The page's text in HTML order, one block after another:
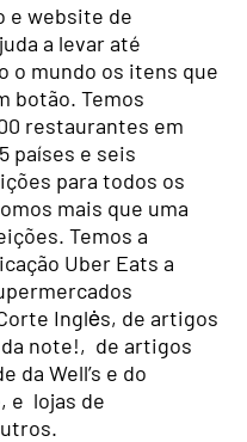
e website de
a levar até
o mundo os itens que
botão. Temos
restaurantes em
países e seis
para todos os
mais que uma
Temos a
Uber Eats a
Inglės, de artigos
note!, de artigos
da Well’s e do
e lojas de